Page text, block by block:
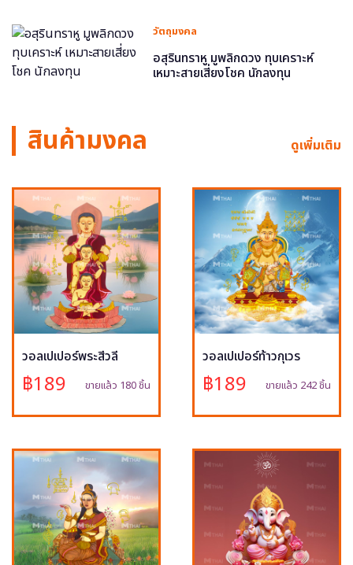
วัตถุมงคล
อสุรินทราหู มูพลิกดวง ทุบเคราะห์
เหมาะสายเสี่ยงโชค นักลงทุน
สินค้ามงคล ดูเพิ่มเติม
วอลเปเปอร์พระสีวลี
฿189 ขายแล้ว 180 ชิ้น
วอลเปเปอร์ท้าวกุเวร
฿189 ขายแล้ว 242 ชิ้น